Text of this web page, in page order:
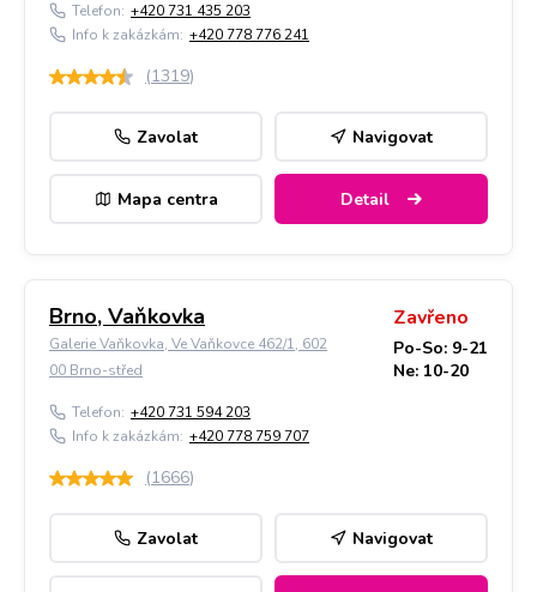
Telefon: +420 731 435 203
Info k zakázkám: +420 778 776 241
(1319)
Zavolat Navigovat
Mapa centra Detail
Brno, Vaňkovka
Galerie Vaňkovka, Ve Vaňkovce 462/1, 602
00 Brno-střed
Zavřeno
Po-So: 9-21
Ne: 10-20
Telefon: +420 731 594 203
Info k zakázkám: +420 778 759 707
(1666)
Zavolat Navigovat